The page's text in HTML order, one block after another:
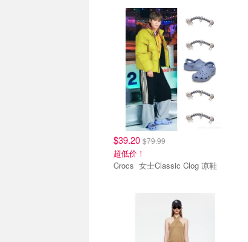
$39.20 $79.99
超低价！
Crocs 女士Classic Clog 凉鞋